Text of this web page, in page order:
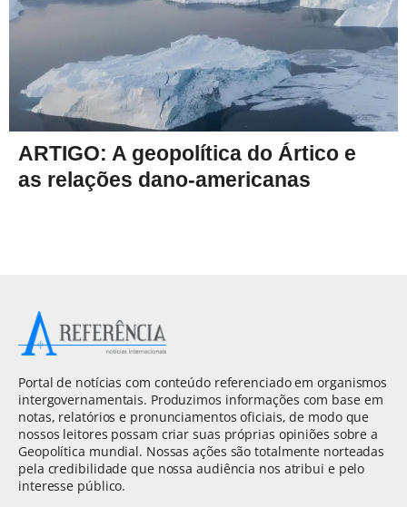
ARTIGO: A geopolítica do Ártico e
as relações dano-americanas
Portal de notícias com conteúdo referenciado em organismos
intergovernamentais. Produzimos informações com base em
notas, relatórios e pronunciamentos oficiais, de modo que
nossos leitores possam criar suas próprias opiniões sobre a
Geopolítica mundial. Nossas ações são totalmente norteadas
pela credibilidade que nossa audiência nos atribui e pelo
interesse público.